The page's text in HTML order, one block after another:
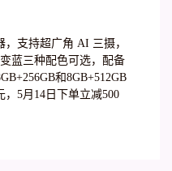
，支持超广角 AI 三摄，
蓝三种配色可选，配备
和8GB+512GB
，5月14日下单立减500